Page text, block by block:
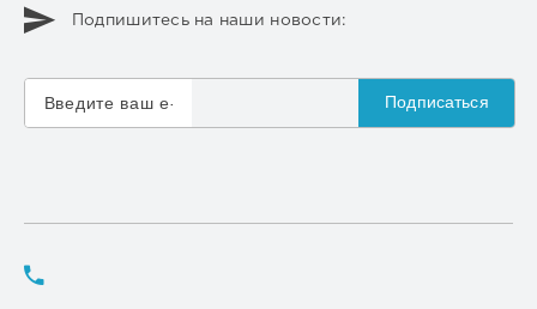
Подпишитесь на наши новости:
Подписаться